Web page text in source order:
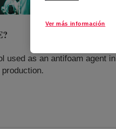
?
used as an antifoam agent
Ver más información